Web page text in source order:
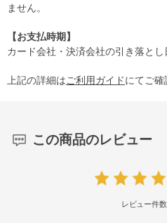
ません。
【お支払時期】
カード会社・決済会社の引き落とし
上記の詳細はご利用ガイドにてご確
この商品のレビュー
レビュー件